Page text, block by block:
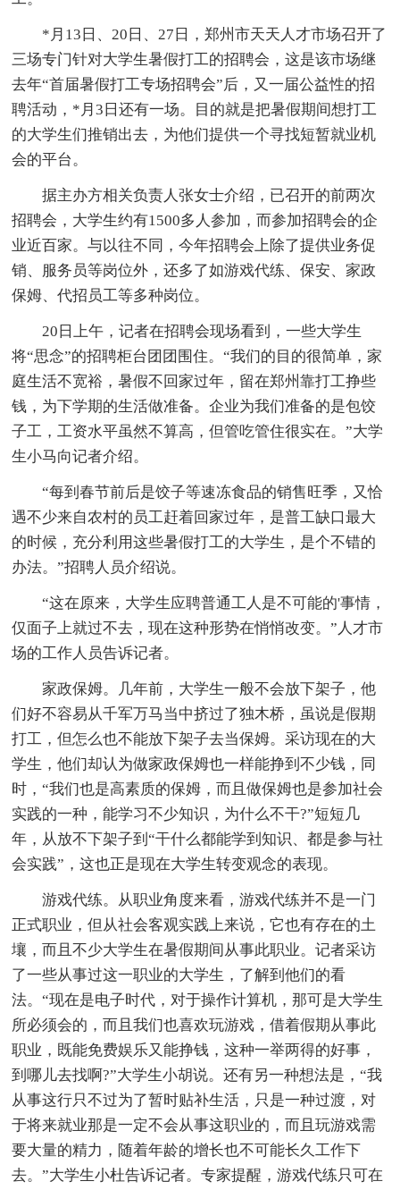
*月13日、20日、27日，郑州市天天人才市场召开了
三场专门针对大学生暑假打工的招聘会，这是该市场继
去年“首届暑假打工专场招聘会”后，又一届公益性的招
聘活动，*月3日还有一场。目的就是把暑假期间想打工
的大学生们推销出去，为他们提供一个寻找短暂就业机
会的平台。
据主办方相关负责人张女士介绍，已召开的前两次
招聘会，大学生约有1500多人参加，而参加招聘会的企
业近百家。与以往不同，今年招聘会上除了提供业务促
销、服务员等岗位外，还多了如游戏代练、保安、家政
保姆、代招员工等多种岗位。
20日上午，记者在招聘会现场看到，一些大学生
将“思念”的招聘柜台团团围住。“我们的目的很简单，家
庭生活不宽裕，暑假不回家过年，留在郑州靠打工挣些
钱，为下学期的生活做准备。企业为我们准备的是包饺
子工，工资水平虽然不算高，但管吃管住很实在。”大学
生小马向记者介绍。
“每到春节前后是饺子等速冻食品的销售旺季，又恰
遇不少来自农村的员工赶着回家过年，是普工缺口最大
的时候，充分利用这些暑假打工的大学生，是个不错的
办法。”招聘人员介绍说。
“这在原来，大学生应聘普通工人是不可能的'事情，
仅面子上就过不去，现在这种形势在悄悄改变。”人才市
场的工作人员告诉记者。
家政保姆。几年前，大学生一般不会放下架子，他
们好不容易从千军万马当中挤过了独木桥，虽说是假期
打工，但怎么也不能放下架子去当保姆。采访现在的大
学生，他们却认为做家政保姆也一样能挣到不少钱，同
时，“我们也是高素质的保姆，而且做保姆也是参加社会
实践的一种，能学习不少知识，为什么不干?”短短几
年，从放不下架子到“干什么都能学到知识、都是参与社
会实践”，这也正是现在大学生转变观念的表现。
游戏代练。从职业角度来看，游戏代练并不是一门
正式职业，但从社会客观实践上来说，它也有存在的土
壤，而且不少大学生在暑假期间从事此职业。记者采访
了一些从事过这一职业的大学生，了解到他们的看
法。“现在是电子时代，对于操作计算机，那可是大学生
所必须会的，而且我们也喜欢玩游戏，借着假期从事此
职业，既能免费娱乐又能挣钱，这种一举两得的好事，
到哪儿去找啊?”大学生小胡说。还有另一种想法是，“我
从事这行只不过为了暂时贴补生活，只是一种过渡，对
于将来就业那是一定不会从事这职业的，而且玩游戏需
要大量的精力，随着年龄的增长也不可能长久工作下
去。”大学生小杜告诉记者。专家提醒，游戏代练只可在